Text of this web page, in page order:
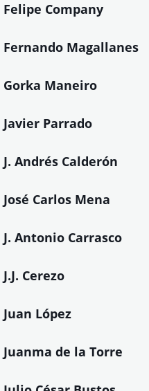
Felipe Company
Fernando Magallanes
Gorka Maneiro
Javier Parrado
J. Andrés Calderón
José Carlos Mena
J. Antonio Carrasco
J.J. Cerezo
Juan López
Juanma de la Torre